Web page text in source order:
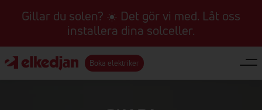
Gillar du solen? ☀️ Det gör vi med. Låt oss
installera dina solceller.
Boka elektriker